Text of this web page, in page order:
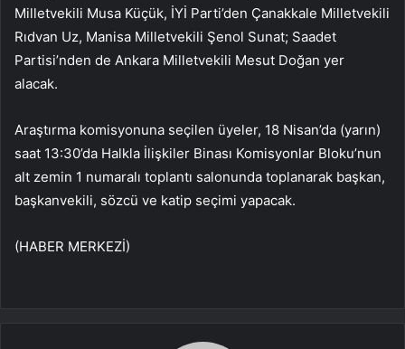
Milletvekili Musa Küçük, İYİ Parti’den Çanakkale Milletvekili
Rıdvan Uz, Manisa Milletvekili Şenol Sunat; Saadet
Partisi’nden de Ankara Milletvekili Mesut Doğan yer
alacak.
Araştırma komisyonuna seçilen üyeler, 18 Nisan’da (yarın)
saat 13:30’da Halkla İlişkiler Binası Komisyonlar Bloku’nun
alt zemin 1 numaralı toplantı salonunda toplanarak başkan,
başkanvekili, sözcü ve katip seçimi yapacak.
(HABER MERKEZİ)